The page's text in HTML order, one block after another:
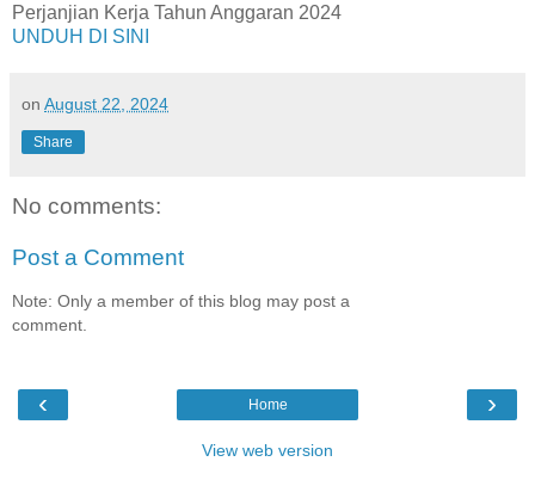
Perjanjian Kerja Tahun Anggaran 2024
UNDUH DI SINI
on August 22, 2024
Share
No comments:
Post a Comment
Note: Only a member of this blog may post a
comment.
‹ ›
Home
View web version